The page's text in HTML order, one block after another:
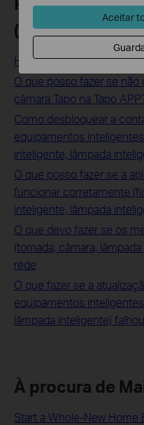
(FAQ's)
How to Update Kasa
O que posso fazer se
câmara Tapo na Tapo
Como desbloquear a
equipamentos
inteligente, lâmpada
O que posso fazer se a
funcionar corretamente
inteligente, lâmpada
O que devo fazer se os
(tomada, câmara,
rede
O que fazer se a
equipamentos
lâmpada inteligente) falhou
À procura de
Start a Whole-New Home
Aceitar